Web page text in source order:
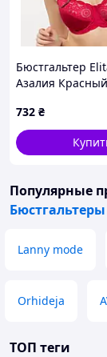
Бюстгальтер
Азалия Красный
732 ₴
Популярные
Бюстгальтеры
Lanny mode
Orhideja
ТОП теги